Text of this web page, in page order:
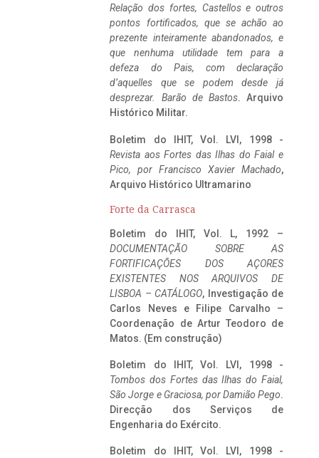
Relação dos fortes, Castellos e outros
pontos fortificados, que se achão ao
prezente inteiramente abandonados, e
que nenhuma utilidade tem para a
defeza do Pais, com declaração
d’aquelles que se podem desde já
desprezar. Barão de Bastos. Arquivo
Histórico Militar.
Boletim do IHIT, Vol. LVI, 1998 -
Revista aos Fortes das Ilhas do Faial e
Pico, por Francisco Xavier Machado,
Arquivo Histórico Ultramarino
Forte da Carrasca
Boletim do IHIT, Vol. L, 1992 –
DOCUMENTAÇÃO SOBRE AS
FORTIFICAÇÕES DOS AÇORES
EXISTENTES NOS ARQUIVOS DE
LISBOA – CATÁLOGO, Investigação de
Carlos Neves e Filipe Carvalho –
Coordenação de Artur Teodoro de
Matos. (Em construção)
Boletim do IHIT, Vol. LVI, 1998 -
Tombos dos Fortes das Ilhas do Faial,
São Jorge e Graciosa, por Damião Pego.
Direcção dos Serviços de
Engenharia do Exército.
Boletim do IHIT, Vol. LVI, 1998 -